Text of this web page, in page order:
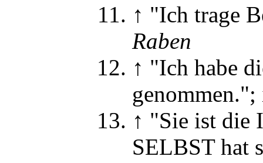
↑ "Ich trage
Raben
↑ "Ich habe
genommen.";
↑ "Sie ist die
SELBST hat